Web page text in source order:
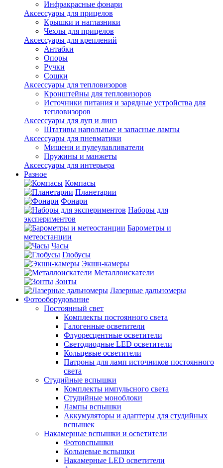
Инфракрасные фонари
Аксессуары для прицелов
Крышки и наглазники
Чехлы для прицелов
Аксессуары для креплений
Антабки
Опоры
Ручки
Сошки
Аксессуары для тепловизоров
Кронштейны для тепловизоров
Источники питания и зарядные устройства для
тепловизоров
Аксессуары для луп и линз
Штативы напольные и запасные лампы
Аксессуары для пневматики
Мишени и пулеулавливатели
Пружины и манжеты
Аксессуары для интерьера
Разное
Компасы
Планетарии
Фонари
Наборы для
экспериментов
Барометры и
метеостанции
Часы
Глобусы
Экшн-камеры
Металлоискатели
Зонты
Лазерные дальномеры
Фотооборудование
Постоянный свет
Комплекты постоянного света
Галогенные осветители
Флуоресцентные осветители
Светодиодные LED осветители
Кольцевые осветители
Патроны для ламп источников постоянного
света
Студийные вспышки
Комплекты импульсного света
Студийные моноблоки
Лампы вспышки
Аккумуляторы и адаптеры для студийных
вспышек
Накамерные вспышки и осветители
Фотовспышки
Кольцевые вспышки
Накамерные LED осветители